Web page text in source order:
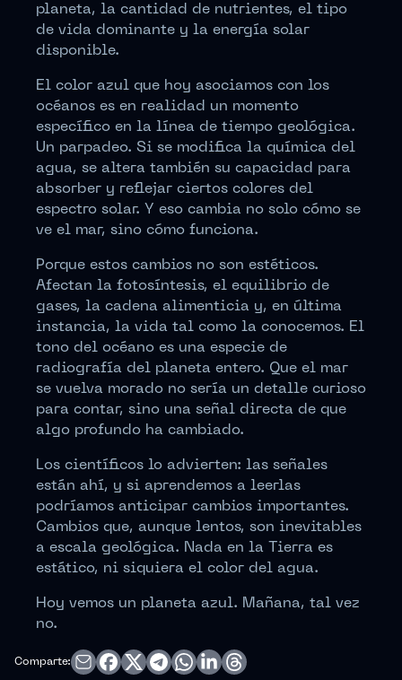
planeta, la cantidad de nutrientes, el tipo
de vida dominante y la energía solar
disponible.
El color azul que hoy asociamos con los
océanos es en realidad un momento
específico en la línea de tiempo geológica.
Un parpadeo. Si se modifica la química del
agua, se altera también su capacidad para
absorber y reflejar ciertos colores del
espectro solar. Y eso cambia no solo cómo se
ve el mar, sino cómo funciona.
Porque estos cambios no son estéticos.
Afectan la fotosíntesis, el equilibrio de
gases, la cadena alimenticia y, en última
instancia, la vida tal como la conocemos. El
tono del océano es una especie de
radiografía del planeta entero. Que el mar
se vuelva morado no sería un detalle curioso
para contar, sino una señal directa de que
algo profundo ha cambiado.
Los científicos lo advierten: las señales
están ahí, y si aprendemos a leerlas
podríamos anticipar cambios importantes.
Cambios que, aunque lentos, son inevitables
a escala geológica. Nada en la Tierra es
estático, ni siquiera el color del agua.
Hoy vemos un planeta azul. Mañana, tal vez
no.
Comparte: